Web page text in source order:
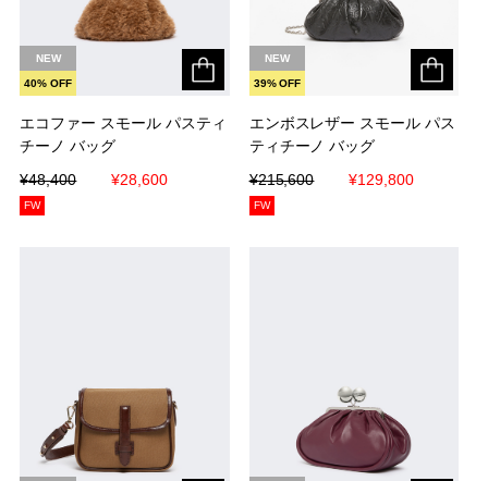
エコファー スモール パスティ
チーノ バッグ
¥48,400
¥28,600
NEW
40% OFF
エコファー スモール パスティ
チーノ バッグ
¥48,400
¥28,600
FW
エンボスレザー スモール パス
ティチーノ バッグ
¥215,600
¥129,800
NEW
39% OFF
エンボスレザー スモール パス
ティチーノ バッグ
¥215,600
¥129,800
FW